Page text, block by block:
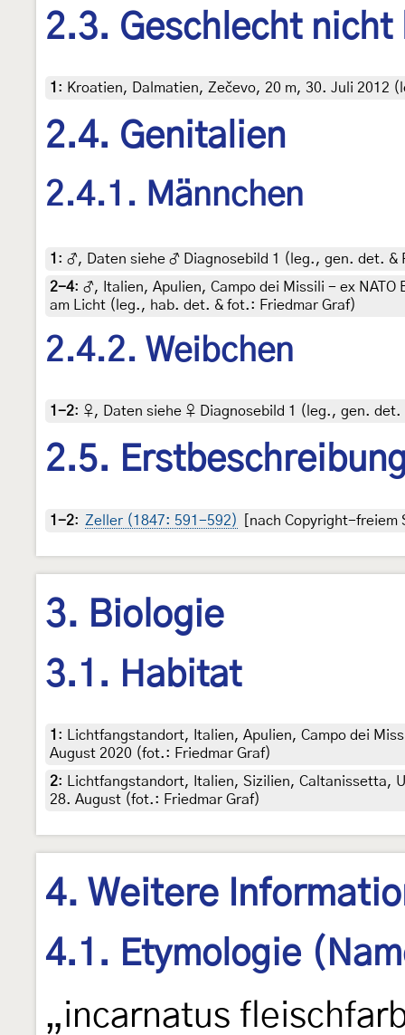
2.3. Geschlecht nicht
1 : Kroatien, Dalmatien, Zečevo, 20 m, 30. Juli
2.4. Genitalien
2.4.1. Männchen
1 : ♂, Daten siehe ♂ Diagnosebild 1 (leg., gen. det. &
2-4: ♂, Italien, Apulien, Campo dei Missili - ex
am Licht (leg., hab. det. & fot.: Friedmar Graf)
2.4.2. Weibchen
1-2: ♀, Daten siehe ♀ Diagnosebild 1 (leg., gen. det.
2.5.
1-2: Zeller (1847: 591-592) [nach Copyright-freiem
3. Biologie
3.1. Habitat
1 : Lichtfangstandort, Italien, Apulien, Campo dei
August 2020 (fot.: Friedmar Graf)
2: Lichtfangstandort, Italien, Sizilien, Caltanissetta,
28. August (fot.: Friedmar Graf)
4. Weitere
4.1. Etymologie
„incarnatus